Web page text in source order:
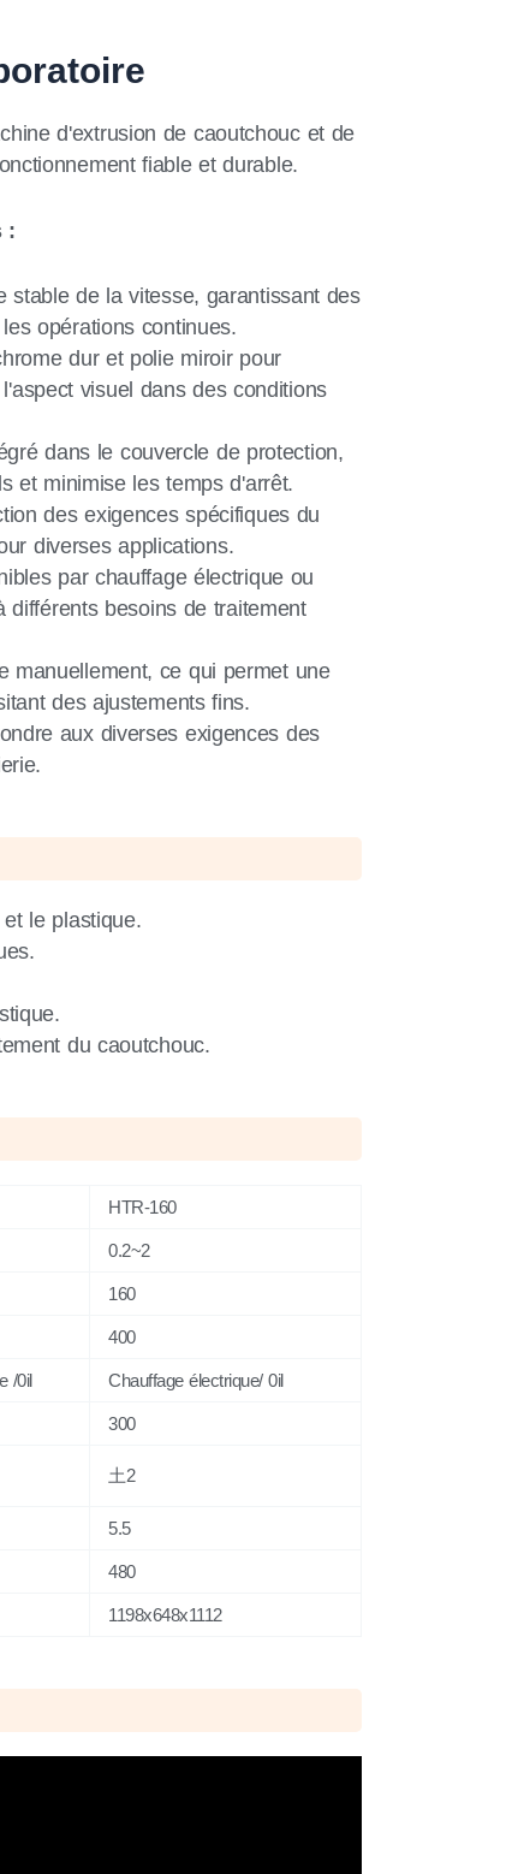
d'extrusion de caoutchouc et de
fiable et durable.
:
stable de la vitesse, garantissant des
opérations continues.
dur et polie miroir pour
visuel dans des conditions
dans le couvercle de protection,
et minimise les temps d'arrêt.
des exigences spécifiques du
diverses applications.
par chauffage électrique ou
besoins de traitement
manuellement, ce qui permet une
des ajustements fins.
aux diverses exigences des
le plastique.
du caoutchouc.
HTR-160
0.2~2
160
400
/0il Chauffage électrique/ 0il
300
土2
5.5
480
1198x648x1112